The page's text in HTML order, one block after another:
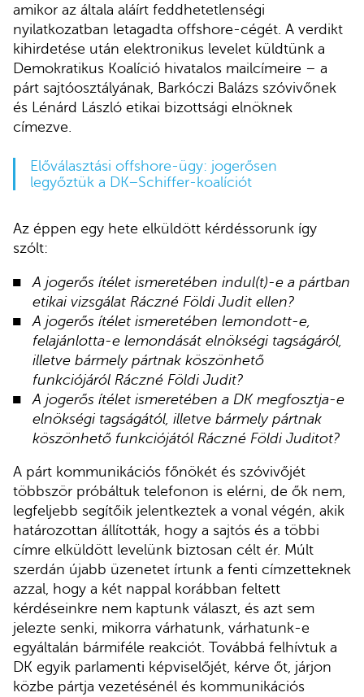
amikor az általa aláírt feddhetetlenségi
nyilatkozatban letagadta offshore-cégét. A verdikt
kihirdetése után elektronikus levelet küldtünk a
Demokratikus Koalíció hivatalos mailcímeire – a
párt sajtóosztályának, Barkóczi Balázs szóvivőnek
és Lénárd László etikai bizottsági elnöknek
címezve.
Előválasztási offshore-ügy: jogerősen
legyőztük a DK–Schiffer-koalíciót
Az éppen egy hete elküldött kérdéssorunk így
szólt:
A jogerős ítélet ismeretében indul(t)-e a pártban
etikai vizsgálat Ráczné Földi Judit ellen?
A jogerős ítélet ismeretében lemondott-e,
felajánlotta-e lemondását elnökségi tagságáról,
illetve bármely pártnak köszönhető
funkciójáról Ráczné Földi Judit?
A jogerős ítélet ismeretében a DK megfosztja-e
elnökségi tagságától, illetve bármely pártnak
köszönhető funkciójától Ráczné Földi Juditot?
A párt kommunikációs főnökét és szóvivőjét
többször próbáltuk telefonon is elérni, de ők nem,
legfeljebb segítőik jelentkeztek a vonal végén, akik
határozottan állították, hogy a sajtós és a többi
címre elküldött levelünk biztosan célt ér. Múlt
szerdán újabb üzenetet írtunk a fenti címzetteknek
azzal, hogy a két nappal korábban feltett
kérdéseinkre nem kaptunk választ, és azt sem
jelezte senki, mikorra várhatunk, várhatunk-e
egyáltalán bármiféle reakciót. Továbbá felhívtuk a
DK egyik parlamenti képviselőjét, kérve őt, járjon
közbe pártja vezetésénél és kommunikációs